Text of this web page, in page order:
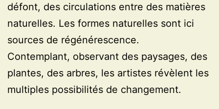
défont, des circulations entre des matières
naturelles. Les formes naturelles sont ici
sources de régénérescence.
Contemplant, observant des paysages, des
plantes, des arbres, les artistes révèlent les
multiples possibilités de changement.